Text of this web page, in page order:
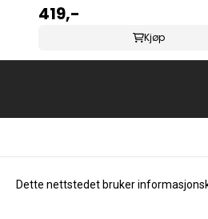
419,-
Kjøp
Dette nettstedet bruker